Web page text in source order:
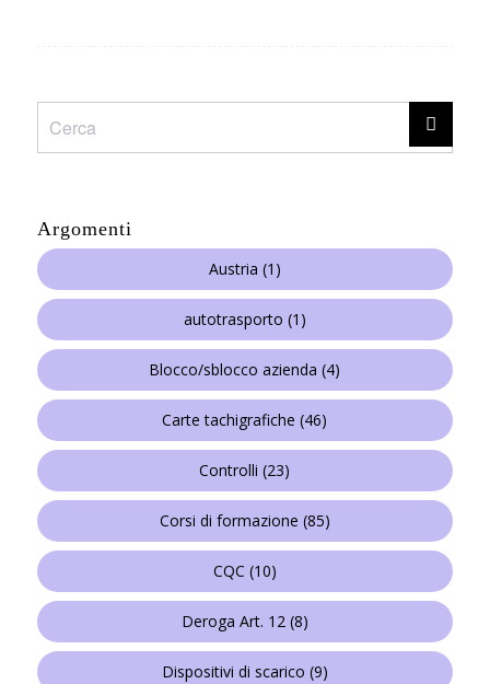
Argomenti
Austria (1)
autotrasporto (1)
Blocco/sblocco azienda (4)
Carte tachigrafiche (46)
Controlli (23)
Corsi di formazione (85)
CQC (10)
Deroga Art. 12(8)
Dispositivi di scarico (9)